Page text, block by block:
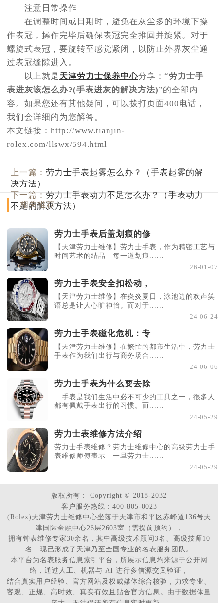
注意日常操作
在调整时间或日期时，避免在灰尘多的环境下操
作表冠，操作完毕后确保表冠完全推回并旋紧。对于
螺旋式表冠，要旋转至感觉紧闭，以防止外界灰尘通
过表冠缝隙进入。
以上就是天津劳力士保养中心分享：“劳力士手
表进灰该怎么办?(手表进灰的解决方法)”的全部内
容。如果您还有其他疑问，可以拨打页面400电话，
我们会详细的为您解答。
本文链接：http://www.tianjin-
rolex.com/llswx/594.html
上一篇：劳力士手表起雾怎么办？（手表起雾的解
决方法）
下一篇：劳力士手表动力不足怎么办？（手表动力
不足的解决方法）
相关推荐
劳力士手表后盖划痕的修
【天津劳力士维修】劳力士手表，作为精密工艺与
时间艺术的结晶，每一道划痕......
26-01-07
劳力士手表安全扣松动，
【天津劳力士维修】在炎炎夏日，泳池边的欢声笑
语总是让人心旷神怡。而对于......
24-06-24
劳力士手表磁化危机：专
【天津劳力士维修】在繁忙的都市生活中，劳力士
手表作为我们出行与商务场合......
24-06-06
劳力士手表为什么要去除
手表是我们生活中必不可少的工具之一，很多人
都有佩戴手表出行的习惯。而......
24-05-29
劳力士表维修方法介绍
劳力士手表维修？劳力士维修中心的高级劳力士手
表维修师傅表示，一旦劳力士......
24-05-29
版权所有：
Copyright © 2018-2032
客户服务热线：400-805-0023
(Rolex)天津劳力士维修中心坐落于天津市和平区赤峰道136号天
津国际金融中心26层2603室（需提前预约），
拥有钟表维修专家30余名，其中高级技术顾问3名、高级技师10
名，现已形成了天津乃至全国专业的名表服务团队。
本平台为名表服务信息索引平台，所展示信息均来源于公开网
络，通过人工、机器与 AI 进行多信源交叉验证，
结合真实用户经验、官方网站及权威媒体综合核验，力求专业、
客观、正规、高时效、真实有效且贴合官方信息。由于数据体量